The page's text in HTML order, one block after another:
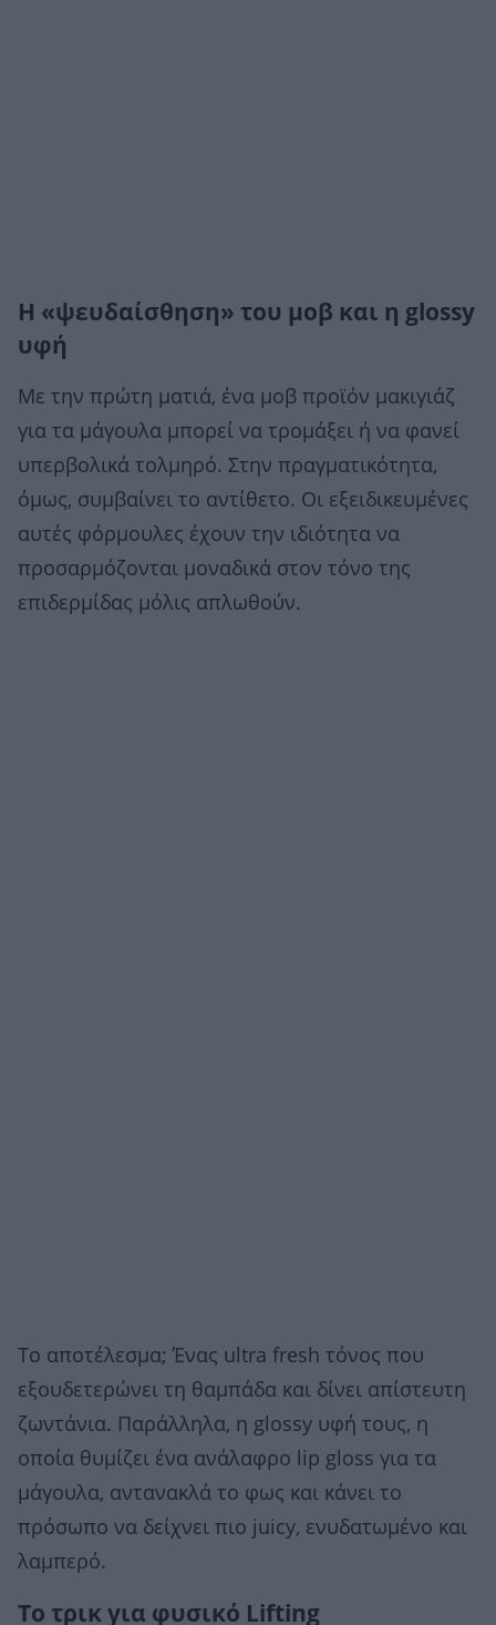
Η «ψευδαίσθηση» του μοβ και η glossy
υφή
Με την πρώτη ματιά, ένα μοβ προϊόν μακιγιάζ
για τα μάγουλα μπορεί να τρομάξει ή να φανεί
υπερβολικά τολμηρό. Στην πραγματικότητα,
όμως, συμβαίνει το αντίθετο. Οι εξειδικευμένες
αυτές φόρμουλες έχουν την ιδιότητα να
προσαρμόζονται μοναδικά στον τόνο της
επιδερμίδας μόλις απλωθούν.
Το αποτέλεσμα; Ένας ultra fresh τόνος που
εξουδετερώνει τη θαμπάδα και δίνει απίστευτη
ζωντάνια. Παράλληλα, η glossy υφή τους, η
οποία θυμίζει ένα ανάλαφρο lip gloss για τα
μάγουλα, αντανακλά το φως και κάνει το
πρόσωπο να δείχνει πιο juicy, ενυδατωμένο και
λαμπερό.
Το τρικ για φυσικό Lifting